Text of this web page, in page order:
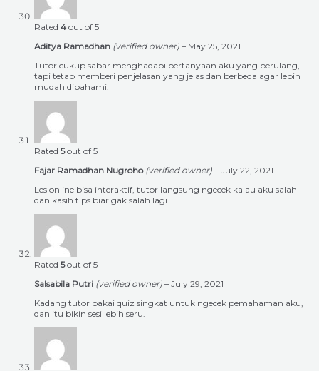
Rated 4 out of 5
Aditya Ramadhan (verified owner) – May 25, 2021
Tutor cukup sabar menghadapi pertanyaan aku yang berulang,
tapi tetap memberi penjelasan yang jelas dan berbeda agar lebih
mudah dipahami.
Rated 5out of 5
Fajar Ramadhan Nugroho (verified owner) – July 22, 2021
Les online bisa interaktif, tutor langsung ngecek kalau aku salah
dan kasih tips biar gak salah lagi.
Rated 5out of 5
Salsabila Putri (verified owner) – July 29, 2021
Kadang tutor pakai quiz singkat untuk ngecek pemahaman aku,
dan itu bikin sesi lebih seru.